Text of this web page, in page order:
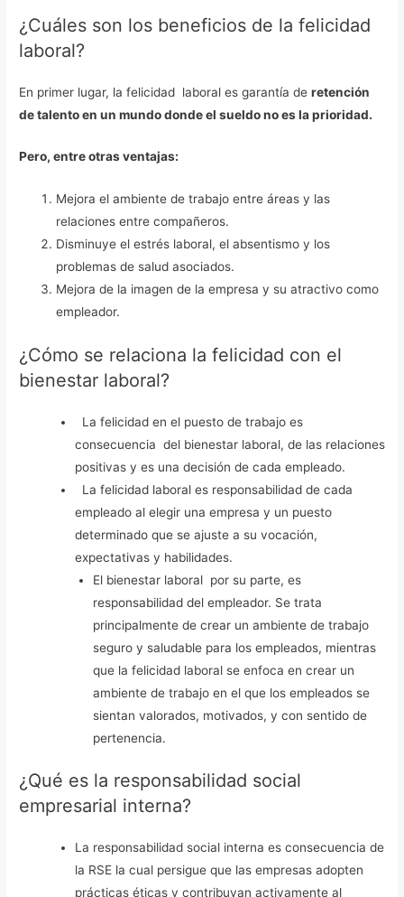
¿Cuáles son los beneficios de la felicidad
laboral?
En primer lugar, la felicidad laboral es garantía deretención
de talento en un mundo donde el sueldo no es la prioridad.
Pero, entre otras ventajas:
Mejora el ambiente de trabajo entre áreas y las
relaciones entre compañeros.
Disminuye el estrés laboral, el absentismo y los
problemas de salud asociados.
Mejora de la imagen de la empresa y su atractivo como
empleador.
¿Cómo se relaciona la felicidad con el
bienestar laboral?
La felicidad en el puesto de trabajo es
consecuencia del bienestar laboral, de las relaciones
positivas y es una decisión de cada empleado.
La felicidad laboral es responsabilidad de cada
empleado al elegir una empresa y un puesto
determinado que se ajuste a su vocación,
expectativas y habilidades.
El bienestar laboral por su parte, es
responsabilidad del empleador. Se trata
principalmente de crear un ambiente de trabajo
seguro y saludable para los empleados, mientras
que la felicidad laboral se enfoca en crear un
ambiente de trabajo en el que los empleados se
sientan valorados, motivados, y con sentido de
pertenencia.
¿Qué es la responsabilidad social
empresarial interna?
La responsabilidad social interna es consecuencia de
la RSE la cual persigue que las empresas adopten
prácticas éticas y contribuyan activamente al